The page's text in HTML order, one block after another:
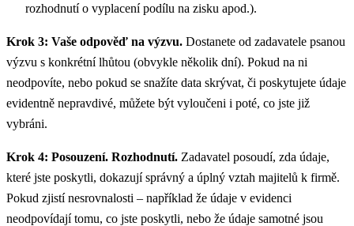
rozhodnutí o vyplacení podílu na zisku apod.).
Krok 3: Vaše odpověď na výzvu. Dostanete od zadavatele psanou
výzvu s konkrétní lhůtou (obvykle několik dní). Pokud na ni
neodpovíte, nebo pokud se snažíte data skrývat, či poskytujete údaje
evidentně nepravdivé, můžete být vyloučeni i poté, co jste již
vybráni.
Krok 4: Posouzení. Rozhodnutí. Zadavatel posoudí, zda údaje,
které jste poskytli, dokazují správný a úplný vztah majitelů k firmě.
Pokud zjistí nesrovnalosti – například že údaje v evidenci
neodpovídají tomu, co jste poskytli, nebo že údaje samotné jsou